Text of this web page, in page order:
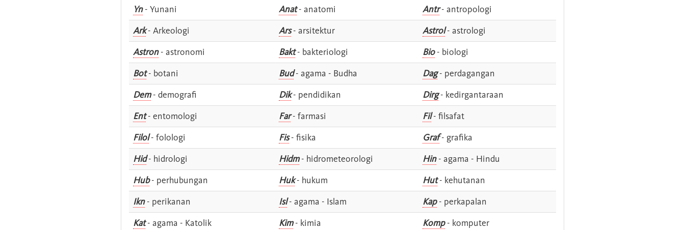
Yn- Yunani Anat- anatomi Antr- antropologi
Ark- Arkeologi Ars- arsitektur Astrol- astrologi
Astron- astronomi Bakt- bakteriologi Bio- biologi
Bot- botani Bud- agama - Budha Dag- perdagangan
Dem- demografi Dik- pendidikan Dirg- kedirgantaraan
Ent- entomologi Far- farmasi Fil- filsafat
Filol- folologi Fis- fisika Graf- grafika
Hid- hidrologi Hidm- hidrometeorologi Hin- agama - Hindu
Hub- perhubungan Huk- hukum Hut- kehutanan
Ikn- perikanan Isl- agama - Islam Kap- perkapalan
Kat- agama - Katolik Kim- kimia Komp- komputer